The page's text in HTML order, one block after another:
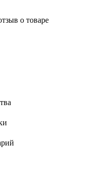
о товаре